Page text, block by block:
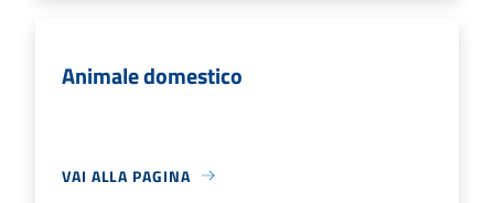
Animale domestico
VAI ALLA PAGINA